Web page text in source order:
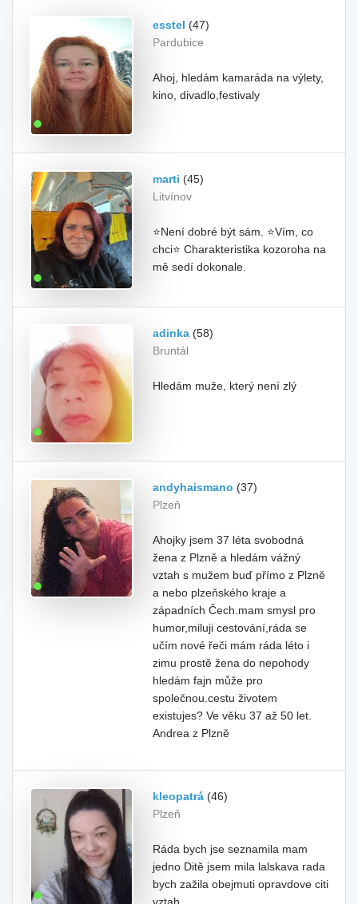
esstel (47)
Pardubice
Ahoj, hledám kamaráda na výlety,
kino, divadlo,festivaly
marti (45)
Litvínov
⭐Není dobré být sám. ⭐Vím, co
chci⭐ Charakteristika kozoroha na
mě sedí dokonale.
adinka (58)
Bruntál
Hledám muže, který není zlý
andyhaismano (37)
Plzeň
Ahojky jsem 37 léta svobodná
žena z Plzně a hledám vážný
vztah s mužem buď přímo z Plzně
a nebo plzeňského kraje a
západních Čech.mam smysl pro
humor,miluji cestování,ráda se
učím nové řeči mám ráda léto i
zimu prostě žena do nepohody
hledám fajn může pro
společnou.cestu životem
existujes? Ve věku 37 až 50 let.
Andrea z Plzně
kleopatrá (46)
Plzeň
Ráda bych jse seznamila mam
jedno Ditě jsem mila lalskava rada
bych zažila obejmuti opravdove citi